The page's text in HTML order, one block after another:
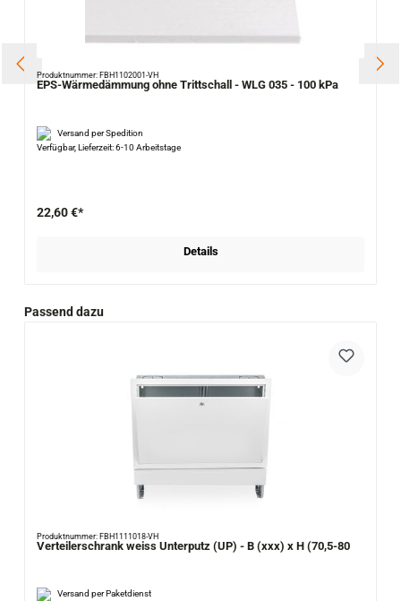
Produktnummer: FBH1102001-VH
EPS-Wärmedämmung ohne Trittschall - WLG 035 - 100 kPa
Versand per Spedition
Verfügbar, Lieferzeit: 6-10 Arbeitstage
22,60 €*
Details
Produktgalerie überspringen
Passend dazu
Produktnummer: FBH1111018-VH
Verteilerschrank weiss Unterputz (UP) - B (xxx) x H (70,5-80
Versand per Paketdienst